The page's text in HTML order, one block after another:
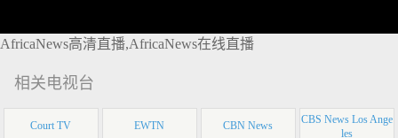
AfricaNews高清直播,AfricaNews在线直播
相关电视台
Court TV EWTN CBN News
CBS News Los Ange
les